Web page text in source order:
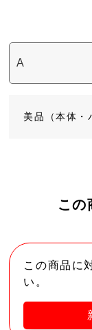
美品（本体・
この
この商品に
い。